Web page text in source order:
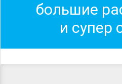
большие
и супер